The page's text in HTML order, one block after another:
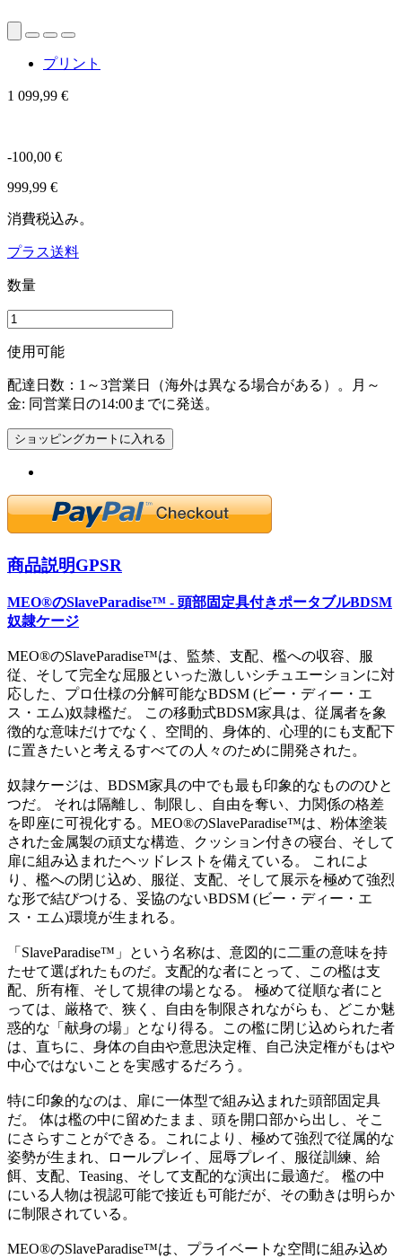
プリント
1 099,99 €
-100,00 €
999,99 €
消費税込み。
プラス送料
数量
使用可能
配達日数：1～3営業日（海外は異なる場合がある）。月～
金: 同営業日の14:00までに発送。
ショッピングカートに入れる
商品説明GPSR
MEO®のSlaveParadise™ - 頭部固定具付きポータブルBDSM
奴隷ケージ
MEO®のSlaveParadise™は、監禁、支配、檻への収容、服
従、そして完全な屈服といった激しいシチュエーションに対
応した、プロ仕様の分解可能なBDSM (ビー・ディー・エ
ス・エム)奴隷檻だ。 この移動式BDSM家具は、従属者を象
徴的な意味だけでなく、空間的、身体的、心理的にも支配下
に置きたいと考えるすべての人々のために開発された。
奴隷ケージは、BDSM家具の中でも最も印象的なもののひと
つだ。 それは隔離し、制限し、自由を奪い、力関係の格差
を即座に可視化する。MEO®のSlaveParadise™は、粉体塗装
された金属製の頑丈な構造、クッション付きの寝台、そして
扉に組み込まれたヘッドレストを備えている。 これによ
り、檻への閉じ込め、服従、支配、そして展示を極めて強烈
な形で結びつける、妥協のないBDSM (ビー・ディー・エ
ス・エム)環境が生まれる。
「SlaveParadise™」という名称は、意図的に二重の意味を持
たせて選ばれたものだ。支配的な者にとって、この檻は支
配、所有権、そして規律の場となる。 極めて従順な者にと
っては、厳格で、狭く、自由を制限されながらも、どこか魅
惑的な「献身の場」となり得る。この檻に閉じ込められた者
は、直ちに、身体の自由や意思決定権、自己決定権がもはや
中心ではないことを実感するだろう。
特に印象的なのは、扉に一体型で組み込まれた頭部固定具
だ。 体は檻の中に留めたまま、頭を開口部から出し、そこ
にさらすことができる。これにより、極めて強烈で従属的な
姿勢が生まれ、ロールプレイ、屈辱プレイ、服従訓練、給
餌、支配、Teasing、そして支配的な演出に最適だ。 檻の中
にいる人物は視認可能で接近も可能だが、その動きは明らか
に制限されている。
MEO®のSlaveParadise™は、プライベートな空間に組み込め